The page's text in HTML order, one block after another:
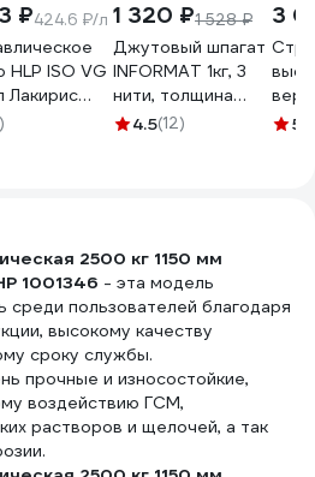
₽424.6 ₽/л
HLP ISO VG
Лакирис
1 320 ₽1 528 ₽
Джутовый шпагат
INFORMAT 1кг, 3
нити, толщина
3мм, 1680 текс
4.5(12)
3
5
2500 кг 1150 мм
1001346 - эта модель
среди пользователей благодаря
высокому качеству
сроку службы.
прочные и износостойкие,
воздействию ГСМ,
растворов и щелочей, а так